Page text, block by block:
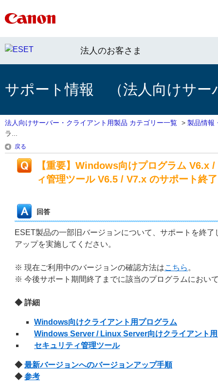
法人のお客さま
サポート情報 （法人向けサー
法人向けサーバー・クライアント用製品 カテゴリー一覧 > 製品情報
ラ...
戻る
【重要】Windows向けプログラム
ィ管理ツール V6.5 / V7.x のサポート終
回答
ESET製品の一部旧バージョンについて、サポートを終
アップを実施してください。
※ 現在ご利用中のバージョンの確認方法はこちら 。
※ 今後サポート期間終了までに該当のプログラムにおい
◆ 詳細
Windows向けクライアント用プログラム
Windows Server / Linux Server向けクライアント
セキュリティ管理ツール
◆ 最新バージョンへのバージョンアップ手順
◆ 参考